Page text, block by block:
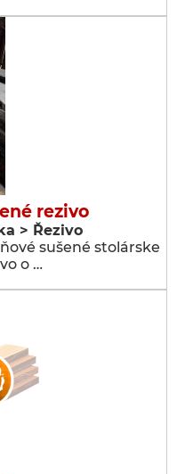
rezivo
> Řezivo
sušené stolárske
o …